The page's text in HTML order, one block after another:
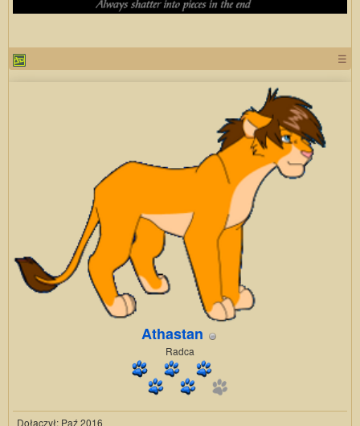
☰
Athastan
Radca
Dołączył: Paź 2016